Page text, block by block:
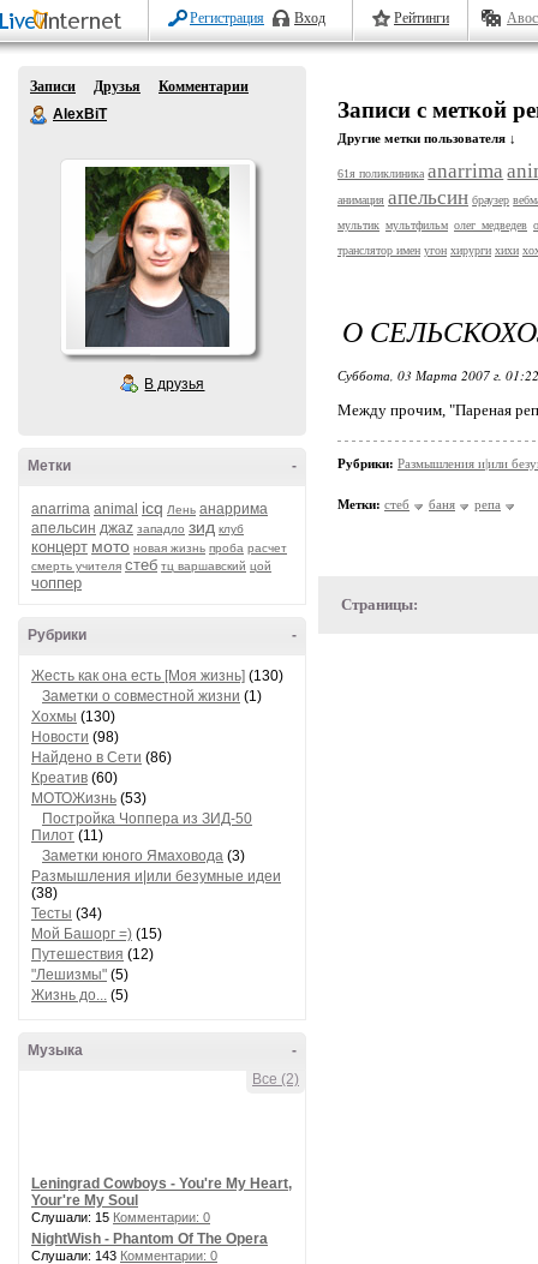
Регистрация Вход Рейтинги
Записи Друзья
Комментарии
AlexBiT
В друзья
-
Метки
anarrima animal icq Лень анаррима
апельсин джаz западло зид клуб
концерт мото новая жизнь проба расчет
смерть учителя стеб тц варшавский цой
чоппер
-
Рубрики
Жесть как она есть [Моя жизнь] (130)
Заметки о совместной жизни (1)
Хохмы (130)
Новости (98)
Найдено в Сети (86)
Креатив (60)
МОТОЖизнь (53)
Постройка Чоппера из ЗИД-50
Пилот (11)
Заметки юного Ямаховода (3)
Размышления и|или безумные идеи
(38)
Тесты (34)
Мой Башорг =) (15)
Путешествия (12)
"Лешизмы" (5)
Жизнь до... (5)
-
Музыка
Все (2)
Leningrad Cowboys - You're My Heart,
Your're My Soul
Слушали: 15 Комментарии: 0
NightWish - Phantom Of The Opera
Слушали: 143 Комментарии: 0
Записи с меткой
Другие метки пользователя ↓
61я поликлиника anarrima
анимация апельсин браузер
мультик мультфильм олег медведев
транслятор имен угон хирурги хихи
О
Суббота, 03 Марта 2007 г.
Между прочим, "Пареная
Рубрики: Размышления и|или
Метки: стеб баня репа
Страницы: